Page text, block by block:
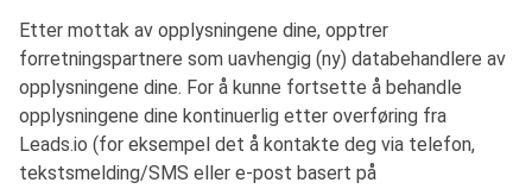
Etter mottak av opplysningene dine, opptrer
forretningspartnere som uavhengig (ny) databehandlere av
opplysningene dine. For å kunne fortsette å behandle
opplysningene dine kontinuerlig etter overføring fra
Leads.io (for eksempel det å kontakte deg via telefon,
tekstsmelding/SMS eller e-post basert på